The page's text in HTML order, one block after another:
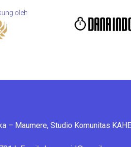
oleh
– Maumere, Studio Komunitas